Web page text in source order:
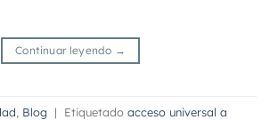
Continuar leyendo →
Blog | Etiquetado acceso universal a